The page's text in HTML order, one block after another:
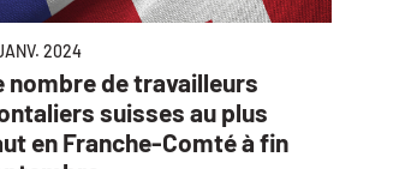
2024
nombre de travailleurs
suisses au plus
en Franche-Comté à fin